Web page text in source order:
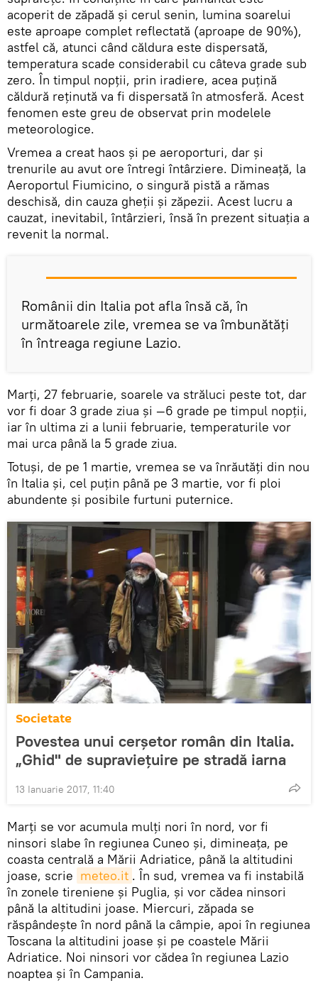
acoperit de zăpadă și cerul senin, lumina soarelui
este aproape complet reflectată (aproape de 90%),
astfel că, atunci când căldura este dispersată,
temperatura scade considerabil cu câteva grade sub
zero. În timpul nopţii, prin iradiere, acea puțină
căldură reţinută va fi dispersată în atmosferă. Acest
fenomen este greu de observat prin modelele
meteorologice.
Vremea a creat haos şi pe aeroporturi, dar şi
trenurile au avut ore întregi întârziere. Dimineaţă, la
Aeroportul Fiumicino, o singură pistă a rămas
deschisă, din cauza gheții și zăpezii. Acest lucru a
cauzat, inevitabil, întârzieri, însă în prezent situația a
revenit la normal.
Românii din Italia pot afla însă că, în
următoarele zile, vremea se va îmbunătăți
în întreaga regiune Lazio.
Marți, 27 februarie, soarele va străluci peste tot, dar
vor fi doar 3 grade ziua și —6 grade pe timpul nopţii,
iar în ultima zi a lunii februarie, temperaturile vor
mai urca până la 5 grade ziua.
Totuşi, de pe 1 martie, vremea se va înrăutăți din nou
în Italia și, cel puțin până pe 3 martie, vor fi ploi
abundente și posibile furtuni puternice.
Societate
Povestea unui cerşetor român din Italia.
„Ghid" de supravieţuire pe stradă iarna
13 Ianuarie 2017, 11:40
Marți se vor acumula mulți nori în nord, vor fi
ninsori slabe în regiunea Cuneo și, dimineața, pe
coasta centrală a Mării Adriatice, până la altitudini
joase, scrie meteo.it . În sud, vremea va fi instabilă
în zonele tireniene și Puglia, şi vor cădea ninsori
până la altitudini joase. Miercuri, zăpada se
răspândeşte în nord până la câmpie, apoi în regiunea
Toscana la altitudini joase și pe coastele Mării
Adriatice. Noi ninsori vor cădea în regiunea Lazio
noaptea și în Campania.